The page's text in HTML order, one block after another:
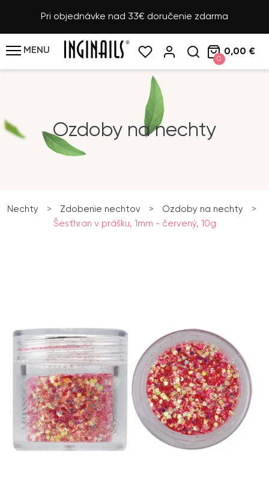
Pri objednávke nad 33€ doručenie zdarma
MENU
0
0,00 €
Ozdoby na nechty
Nechty > Zdobenie nechtov > Ozdoby na nechty
>
Šesťhran v prášku, 1mm - červený, 10g